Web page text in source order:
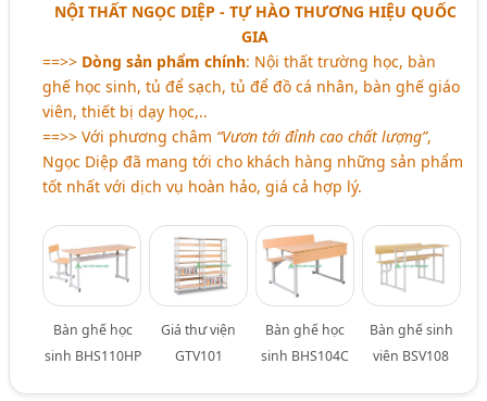
NỘI THẤT NGỌC DIỆP - TỰ HÀO THƯƠNG HIỆU QUỐC
GIA
==>> Dòng sản phẩm chính: Nội thất trường học, bàn
ghế học sinh, tủ để sạch, tủ để đồ cá nhân, bàn ghế giáo
viên, thiết bị dạy học,..
==>> Với phương châm “Vươn tới đỉnh cao chất lượng”,
Ngọc Diệp đã mang tới cho khách hàng những sản phẩm
tốt nhất với dịch vụ hoàn hảo, giá cả hợp lý.
Bàn ghế học
sinh BHS110HP
Giá thư viện
GTV101
Bàn ghế học
sinh BHS104C
Bàn ghế sinh
viên BSV108